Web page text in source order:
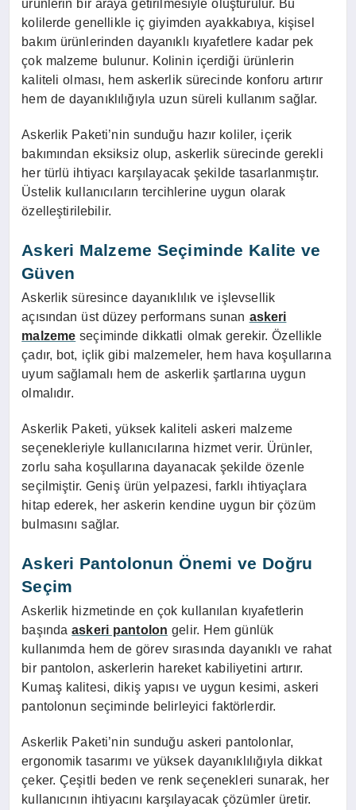
ürünlerin bir araya getirilmesiyle oluşturulur. Bu
kolilerde genellikle iç giyimden ayakkabıya, kişisel
bakım ürünlerinden dayanıklı kıyafetlere kadar pek
çok malzeme bulunur. Kolinin içerdiği ürünlerin
kaliteli olması, hem askerlik sürecinde konforu artırır
hem de dayanıklılığıyla uzun süreli kullanım sağlar.
Askerlik Paketi’nin sunduğu hazır koliler, içerik
bakımından eksiksiz olup, askerlik sürecinde gerekli
her türlü ihtiyacı karşılayacak şekilde tasarlanmıştır.
Üstelik kullanıcıların tercihlerine uygun olarak
özelleştirilebilir.
Askeri Malzeme Seçiminde Kalite ve
Güven
Askerlik süresince dayanıklılık ve işlevsellik
açısından üst düzey performans sunan askeri
malzeme seçiminde dikkatli olmak gerekir. Özellikle
çadır, bot, içlik gibi malzemeler, hem hava koşullarına
uyum sağlamalı hem de askerlik şartlarına uygun
olmalıdır.
Askerlik Paketi, yüksek kaliteli askeri malzeme
seçenekleriyle kullanıcılarına hizmet verir. Ürünler,
zorlu saha koşullarına dayanacak şekilde özenle
seçilmiştir. Geniş ürün yelpazesi, farklı ihtiyaçlara
hitap ederek, her askerin kendine uygun bir çözüm
bulmasını sağlar.
Askeri Pantolonun Önemi ve Doğru
Seçim
Askerlik hizmetinde en çok kullanılan kıyafetlerin
başındaaskeri pantolon gelir. Hem günlük
kullanımda hem de görev sırasında dayanıklı ve rahat
bir pantolon, askerlerin hareket kabiliyetini artırır.
Kumaş kalitesi, dikiş yapısı ve uygun kesimi, askeri
pantolonun seçiminde belirleyici faktörlerdir.
Askerlik Paketi’nin sunduğu askeri pantolonlar,
ergonomik tasarımı ve yüksek dayanıklılığıyla dikkat
çeker. Çeşitli beden ve renk seçenekleri sunarak, her
kullanıcının ihtiyacını karşılayacak çözümler üretir.